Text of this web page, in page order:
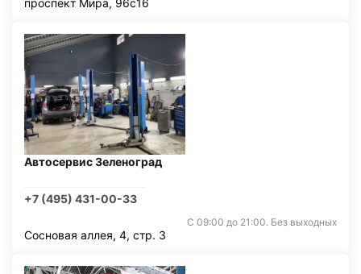
проспект Мира, 96с16
Автосервис Зеленоград
+7 (495) 431-00-33
С 09:00 до 21:00. Без выходных
Сосновая аллея, 4, стр. 3